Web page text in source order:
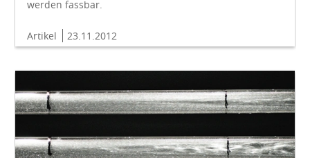
werden fassbar.
Artikel 23.11.2012